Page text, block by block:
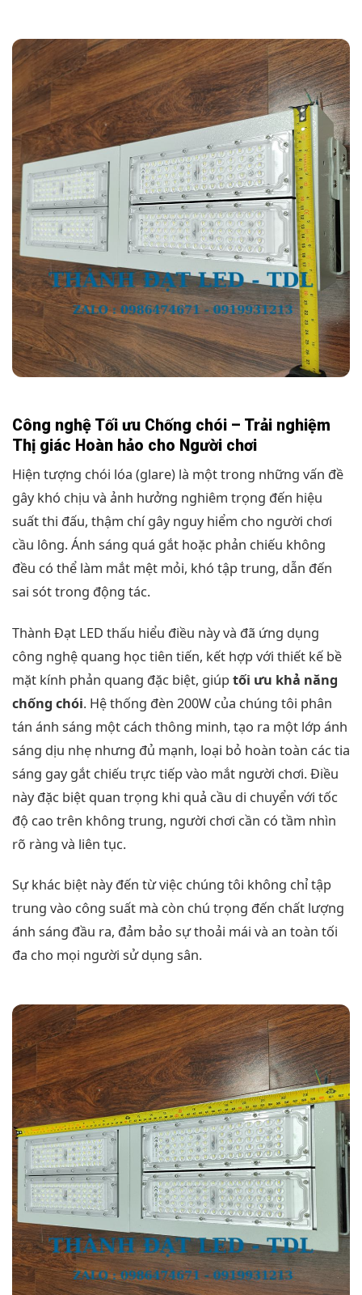
Công nghệ Tối ưu Chống chói – Trải nghiệm
Thị giác Hoàn hảo cho Người chơi
Hiện tượng chói lóa (glare) là một trong những vấn đề
gây khó chịu và ảnh hưởng nghiêm trọng đến hiệu
suất thi đấu, thậm chí gây nguy hiểm cho người chơi
cầu lông. Ánh sáng quá gắt hoặc phản chiếu không
đều có thể làm mắt mệt mỏi, khó tập trung, dẫn đến
sai sót trong động tác.
Thành Đạt LED thấu hiểu điều này và đã ứng dụng
công nghệ quang học tiên tiến, kết hợp với thiết kế bề
mặt kính phản quang đặc biệt, giúptối ưu khả năng
chống chói. Hệ thống đèn 200W của chúng tôi phân
tán ánh sáng một cách thông minh, tạo ra một lớp ánh
sáng dịu nhẹ nhưng đủ mạnh, loại bỏ hoàn toàn các tia
sáng gay gắt chiếu trực tiếp vào mắt người chơi. Điều
này đặc biệt quan trọng khi quả cầu di chuyển với tốc
độ cao trên không trung, người chơi cần có tầm nhìn
rõ ràng và liên tục.
Sự khác biệt này đến từ việc chúng tôi không chỉ tập
trung vào công suất mà còn chú trọng đến chất lượng
ánh sáng đầu ra, đảm bảo sự thoải mái và an toàn tối
đa cho mọi người sử dụng sân.